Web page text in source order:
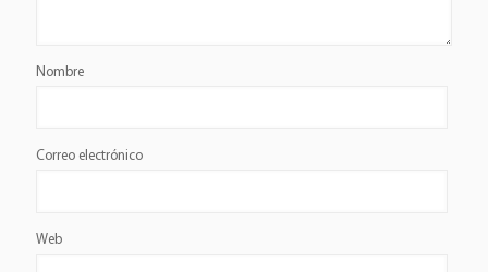
Nombre
Correo electrónico
Web